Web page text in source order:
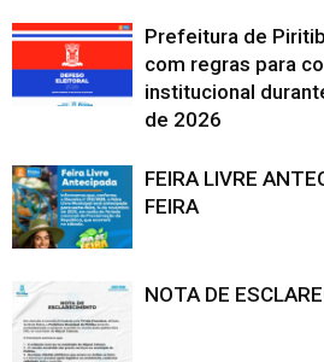
Prefeitura de
com regras para
institucional
de 2026
FEIRA LIVRE
FEIRA
NOTA DE